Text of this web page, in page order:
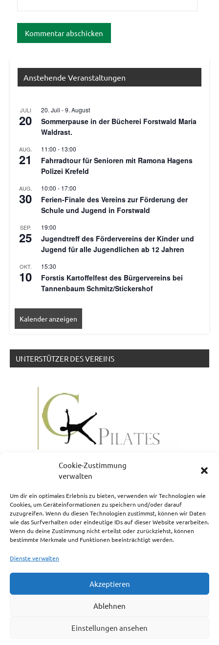
Cookie-Zustimmung
verwalten
Um dir ein optimales Erlebnis zu bieten, verwenden wir Technologien wie
Cookies, um Geräteinformationen zu speichern und/oder darauf
zuzugreifen. Wenn du diesen Technologien zustimmst, können wir Daten
wie das Surfverhalten oder eindeutige IDs auf dieser Website verarbeiten.
Wenn du deine Zustimmung nicht erteilst oder zurückziehst, können
bestimmte Merkmale und Funktionen beeinträchtigt werden.
Dienste verwalten
Akzeptieren
Ablehnen
Einstellungen ansehen
Anstehende Veranstaltungen
JULI
20
20. Juli -9. August
Sommerpause in der Bücherei Forstwald Maria
Waldrast.
AUG.
21
11:00 - 13:00
Fahrradtour für Senioren mit Ramona Hagens
Polizei Krefeld
AUG.
30
10:00 - 17:00
Ferien-Finale des Vereins zur Förderung der
Schule und Jugend in Forstwald
SEP.
25
19:00
Jugendtreff des Fördervereins der Kinder und
Jugend für alle Jugendlichen ab 12 Jahren
OKT.
10
15:30
Forstis Kartoffelfest des Bürgervereins bei
Tannenbaum Schmitz/Stickershof
Kalender anzeigen
UNTERSTÜTZER DES VEREINS
NEWSLETTERANMELDUNG
Impressum